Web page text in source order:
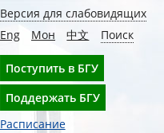
Версия для слабовидящих
Eng
Мон 中文 Поиск
Поступить в БГУ
Поддержать БГУ
Расписание